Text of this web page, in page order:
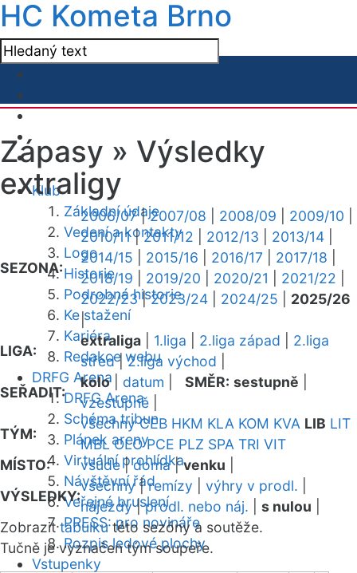
HC Kometa Brno
Klub
Základní údaje
Vedení a kontakty
Logo
Historie
Podrobná historie
Ke stažení
Kariéra
Redakce webu
DRFG Arena
DRFG Arena
Schéma tribun
Plánek areny
Virtuální prohlídka
Návštěvní řád
Veřejné bruslení
PRESS: pro novináře
Rozpis ledové plochy
Vstupenky
Zápasy » Výsledky
extraligy
SEZONA:
2006/07|2007/08 2008/09 2009/10
2010/11|2011/12 2012/13 2013/14
2014/15
2015/16 2016/17 2017/18
2018/19
2019/20 2020/21 2021/22
2022/23|2023/24 2024/25
2025/26
|
LIGA:
extraliga 1.liga 2.liga západ
2.liga
střed|2.liga východ
SEŘADIT:
kolo| datum SMĚR: sestupně
vzestupně
TÝM:
všechny CEB HKM KLA KOM KVA LIB LIT
MBL OLO PCE PLZ SPA TRI VIT
MÍSTO:
všude|doma|venku
VÝSLEDKY:
všechny|remízy výhry v prodl.
nájezdy|prodl. nebo náj. s nulou
Zobrazittabulkutéto sezóny a soutěže.
Tučně je vyznačen tým soupeře.